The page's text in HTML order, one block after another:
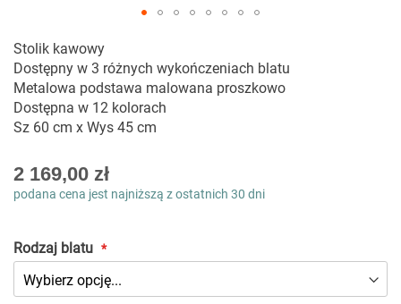
na
początek
galerii
Stolik kawowy
Dostępny w 3 różnych wykończeniach blatu
Metalowa podstawa malowana proszkowo
Dostępna w 12 kolorach
Sz 60 cm x Wys 45 cm
As
low
2 169,00 zł
podana cena jest najniższą z ostatnich 30 dni
Rodzaj blatu